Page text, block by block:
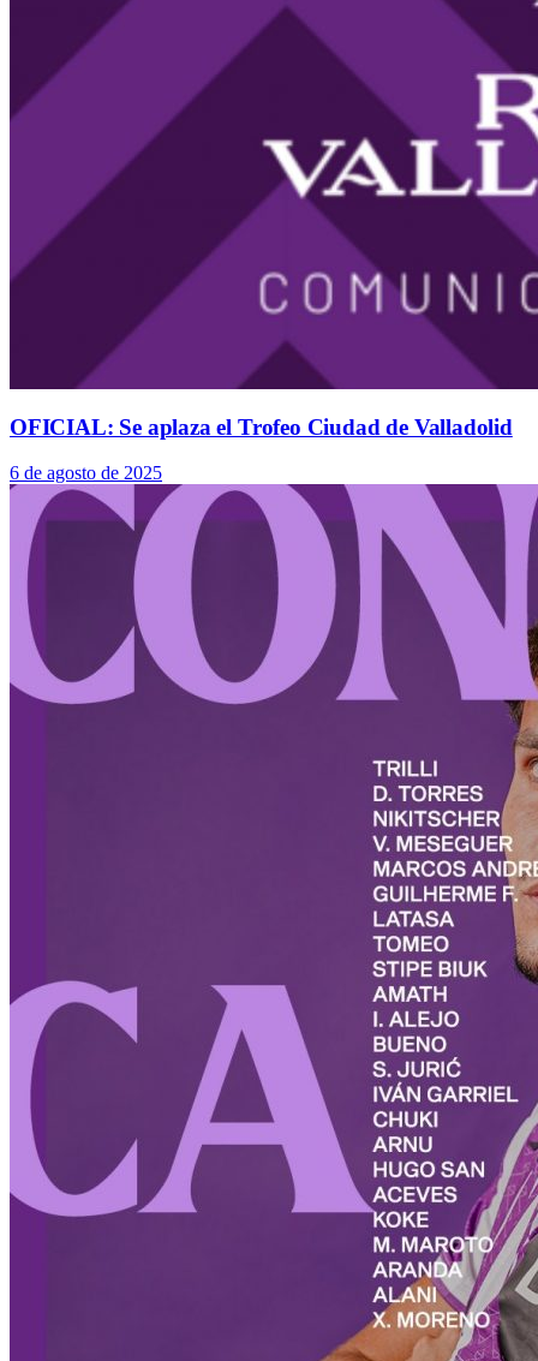
OFICIAL: Se aplaza el Trofeo Ciudad de Valladolid
6 de agosto de 2025